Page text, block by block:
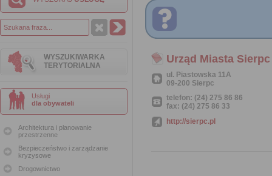
WYSZUKIWARKA
TERYTORIALNA
Usługi
dla obywateli
Architektura i planowanie
przestrzenne
Bezpieczeństwo i zarządzanie
kryzysowe
Drogownictwo
Urząd Miasta Sierpc
ul. Piastowska 11A
09-200 Sierpc
telefon: (24) 275 86 86
fax: (24) 275 86 33
http://sierpc.pl